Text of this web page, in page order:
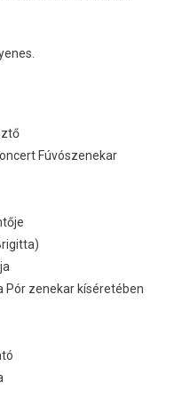
Fúvószenekar
Pór zenekar kíséretében